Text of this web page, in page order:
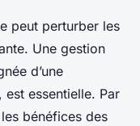
peut perturber les
Une gestion
d’une
essentielle. Par
bénéfices des